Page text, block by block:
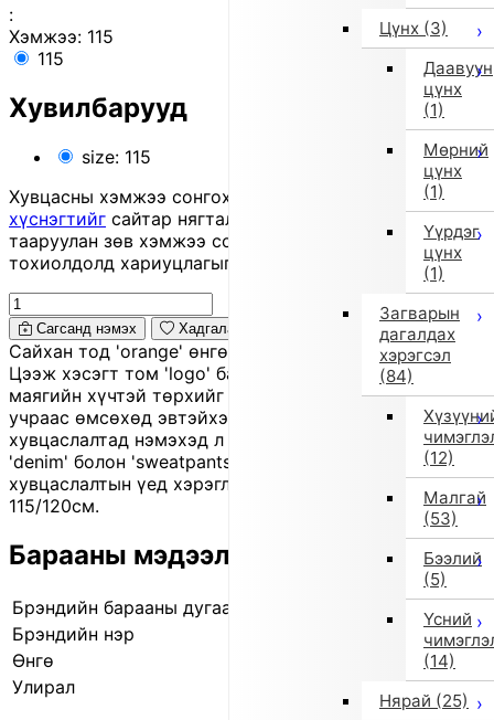
Цүнх (3)
Даавуун
цүнх
(1)
Мөрний
цүнх
(1)
Үүрдэг
цүнх
(1)
Загварын
дагалдах
хэрэгсэл
(84)
(12)
Малгай
(53)
Бээлий
(5)
Үсний
(14)
Нярай (25)
:
Хэмжээ: 115
115
Хувилбарууд
size: 115
Хувцасны хэмжээ сонгохдоо
хэмжээ сонгох
хүснэгтийг сайтар нягталж, биеийн хэмжээтэйгээ
тааруулан зөв хэмжээ сонгоно уу, хувцас таарахгүй
тохиолдолд хариуцлагыг захиалагч өөрөө хүлээнэ.
Сагсанд нэмэх Хадгалах
Сайхан тод 'orange' өнгө нь нүд татах 'hoodie' загвар.
Цээж хэсэгт том 'logo' байрласан тул 'street' хэв
маягийн хүчтэй төрхийг өгнө. Зөөлөн материалтай
учраас өмсөхөд эвтэйхэн, өдөр тутмын
хувцаслалтад нэмэхэд л шууд загварлаг харагдуулна.
'denim' болон 'sweatpants'-тай сайн зохицож, энгийн
хувцаслалтын үед хэрэглэхэд тохиромжтой. Хэмжээ:
115/120см.
Барааны мэдээлэл
Брэндийн барааны дугаар
Брэндийн нэр
Өнгө
Улирал
2025 оны намар/өвөл